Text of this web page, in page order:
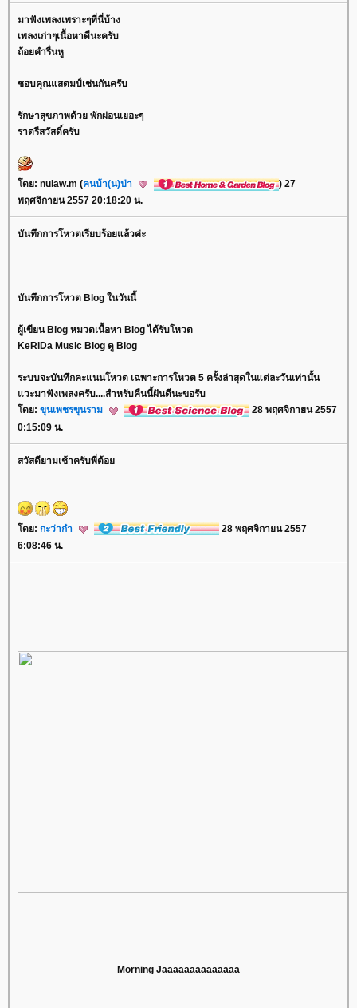
มาฟังเพลงเพราะๆที่นี่บ้าง
เพลงเก่าๆเนื้อหาดีนะครับ
ถ้อยคำรื่นหู
ชอบคุณแสตมป์เช่นกันครับ
รักษาสุขภาพด้วย พักผ่อนเยอะๆ
ราตรีสวัสดิ์ครับ
ดย: nulaw.m (คนบ้า(น)ป่า
) 27
พฤศจิกายน 2557 20:18:20 น.
บันทึกการโหวตเรียบร้อยแล้วค่ะ
บันทึกการโหวต Blog ในวันนี้
ผู้เขียน Blog หมวดเนื้อหา Blog ได้รับโหวต
KeRiDa Music Blog ดู Blog
ระบบจะบันทึกคะแนนโหวต เฉพาะการโหวต 5 ครั้งล่าสุดในแต่ละวันเท่านั้น
วะมาฟังเพลงครับ....สำหรับคืนนี้ฝันดีนะขอรับ
ดย: ขุนเพชรขุนราม
28 พฤศจิกายน 2557
0:15:09 น.
สวัสดียามเช้าครับพี่ต้อ
ดย: กะว่าก๋า
28 พฤศจิกายน 2557
6:08:46 น.
Morning Jaaaaaaaaaaaaaa